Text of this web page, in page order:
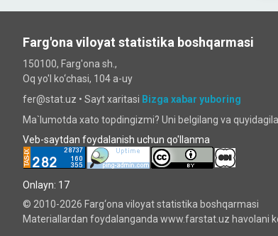
Farg'ona viloyat statistika boshqarmasi
150100, Farg'ona sh.,
Oq yo'l ko‘chаsi, 104 a-uy
fer@stat.uz • Sayt xaritasi Bizga xabar yuboring
Ma`lumotda xato topdingizmi? Uni belgilang va
Veb-saytdan foydalanish uchun qo'llanma
Onlayn: 17
© 2010-2026 Farg‘ona viloyat statistika boshqarmasi
Materiallardan foydalanganda www.farstat.uz havolani